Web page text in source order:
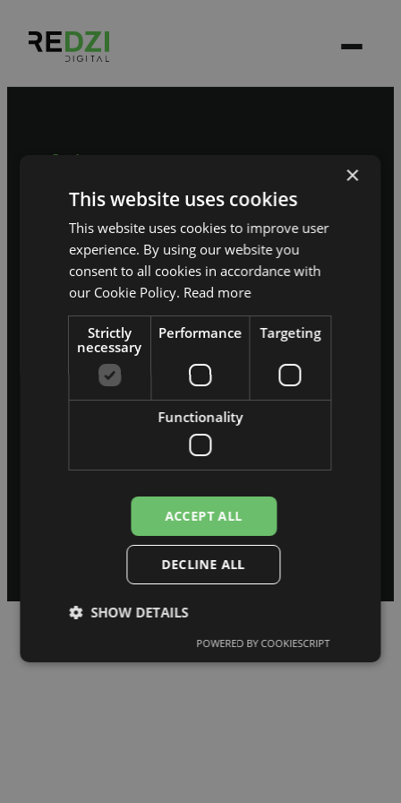
Sāksim sarunu
Pastāstiet, kur jūsu
sistēma pašlaik pieklibo.
Pieteikt projektu →
ERP / CRME-komercijaWeb izstrāde
Mobilās aplikācijas
info@redzidigital.com
+371 25925427
© 2026 REDZI Digital. Visas tiesības aizsargātas.
Noteikumi un nosacījumiPrivātuma politika
×
This website uses cookies
This website uses cookies to improve user
experience. By using our website you
consent to all cookies in accordance with
our Cookie Policy. Read more
Strictly
necessary
Performance Targeting
Functionality
ACCEPT ALL
DECLINE ALL
SHOW DETAILS
POWERED BY COOKIESCRIPT